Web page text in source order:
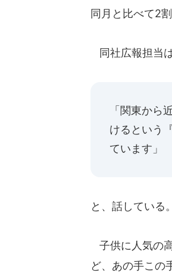
同月と比べて2
同社広報担当は
「関東から
けるという
ています」
と、話している。
子供に人気の
ど、あの手この